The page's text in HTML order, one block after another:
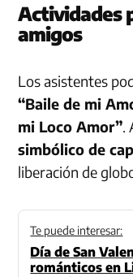
Actividades
amigos
Los asistentes
“Baile de mi
mi Loco Amor”.
simbólico de
liberación de
Te puede interesar:
Día de San
románticos en